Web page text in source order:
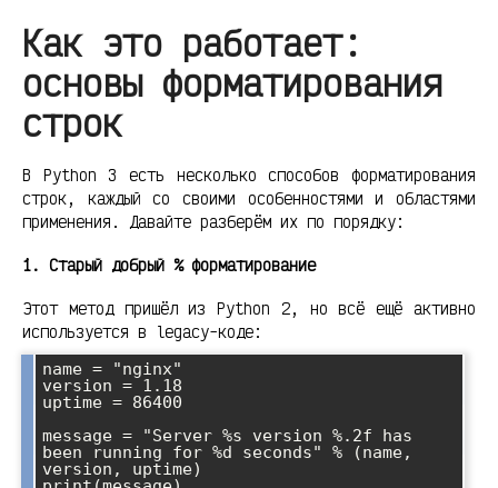
Как это работает:
основы форматирования
строк
В Python 3 есть несколько способов форматирования
строк, каждый со своими особенностями и областями
применения. Давайте разберём их по порядку:
1. Старый добрый % форматирование
Этот метод пришёл из Python 2, но всё ещё активно
используется в legacy-коде:
name = "nginx"
version = 1.18
uptime = 86400
message = "Server %s version %.2f has
been running for %d seconds" % (name,
version, uptime)